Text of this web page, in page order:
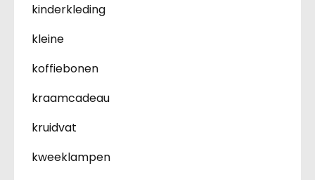
kinderkleding
kleine
koffiebonen
kraamcadeau
kruidvat
kweeklampen